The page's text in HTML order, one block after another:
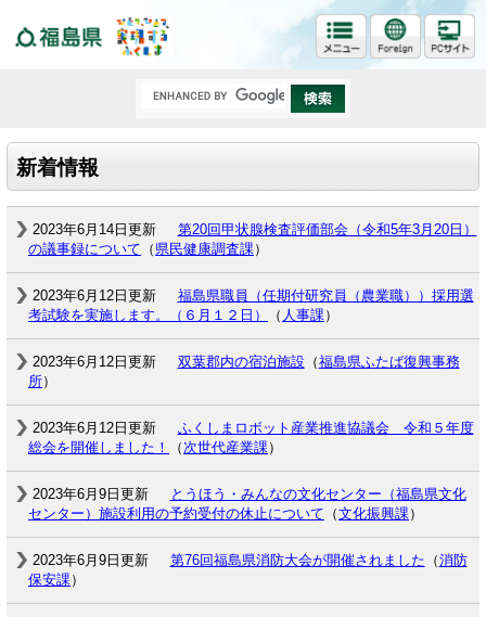
新着情報
2023年6月14日更新
第20回甲状腺検査評価部会（令和5年3月20日）
の議事録について （ 県民健康調査課）
2023年6月12日更新
福島県職員（任期付研究員（農業職））採用選
考試験を実施します。（６月１２日）
（ 人事課）
2023年6月12日更新 双葉郡内の宿泊施設（福島県ふたば復興事務
所）
2023年6月12日更新
ふくしまロボット産業推進協議会 令和５年度
総会を開催しました！
（次世代産業課）
2023年6月9日更新
とうほう・みんなの文化センター（福島県文化
センター）施設利用の予約受付の休止について （文化振興課）
2023年6月9日更新 第76回福島県消防大会が開催されました （消防
保安課）